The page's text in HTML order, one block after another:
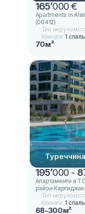
165’000 €
Apartments in
(00412)
Тип
Кімнати: 1
70м²
195’000 -
Апартаменти в
район Каргиджак
Тип
Кімнати: 1
68-300м²